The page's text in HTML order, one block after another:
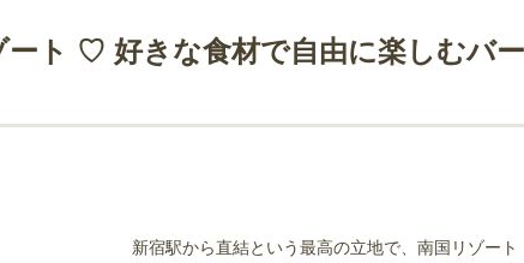
ート ♡ 好きな食材で自由に楽しむバー
新宿駅から直結という最高の立地で、南国リゾート